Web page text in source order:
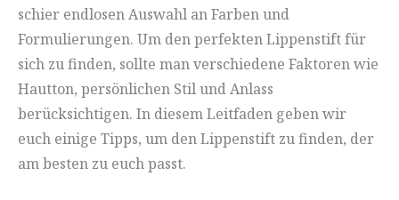
schier endlosen Auswahl an Farben und
Formulierungen. Um den perfekten Lippenstift für
sich zu finden, sollte man verschiedene Faktoren wie
Hautton, persönlichen Stil und Anlass
berücksichtigen. In diesem Leitfaden geben wir
euch einige Tipps, um den Lippenstift zu finden, der
am besten zu euch passt.